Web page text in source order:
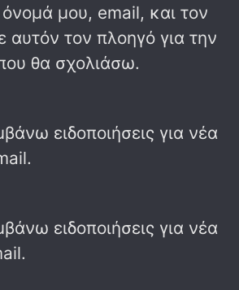
μου, email, και τον
αυτόν τον πλοηγό για την
θα σχολιάσω.
ειδοποιήσεις για νέα
ειδοποιήσεις για νέα